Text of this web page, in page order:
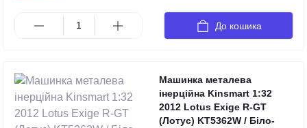
До кошика
Машинка металева
інерційна Kinsmart 1:32
2012 Lotus Exige R-GT
(Лотус) KT5362W / Біло-